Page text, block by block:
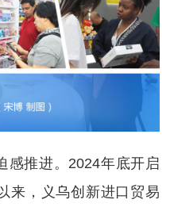
感推进。2024年底开启
来，义乌创新进口贸易